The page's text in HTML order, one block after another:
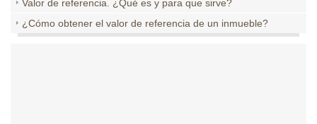
Valor de referencia. ¿Qué es y para que sirve?
¿Cómo obtener el valor de referencia de un inmueble?